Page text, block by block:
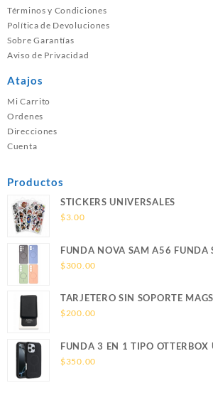
Términos y Condiciones
Política de Devoluciones
Sobre Garantías
Aviso de Privacidad
Atajos
Mi Carrito
Ordenes
Direcciones
Cuenta
Productos
STICKERS UNIVERSALES
$3.00
FUNDA NOVA SAM A56 FUNDA
SOPORTE MAGNETICO SAMSUNG
$300.00
TARJETERO SIN SOPORTE
LEATHER WALLET MAGSAFE
$200.00
FUNDA 3 EN 1 TIPO OTTERBOX
S26 ULTRA SAMSUNG S26 ULTRA
$350.00